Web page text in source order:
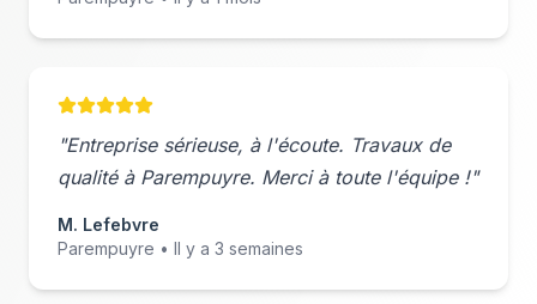
"Entreprise sérieuse, à l'écoute. Travaux de
qualité à Parempuyre. Merci à toute l'équipe !"
M. Lefebvre
Parempuyre • Il y a 3 semaines